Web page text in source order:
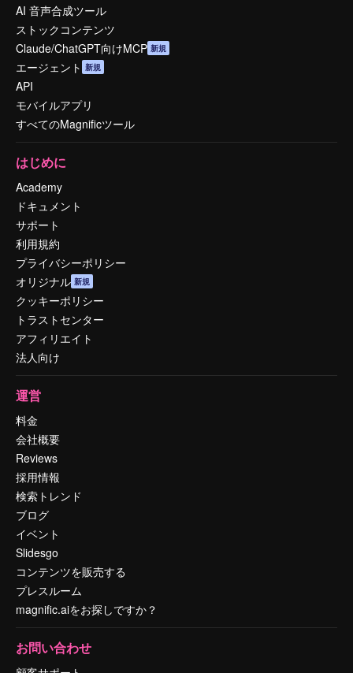
AI 音声合成ツール
ストックコンテンツ
Claude/ChatGPT向けMCP 新規
エージェント 新規
API
モバイルアプリ
すべてのMagnificツール
はじめに
Academy
ドキュメント
サポート
利用規約
プライバシーポリシー
オリジナル 新規
クッキーポリシー
トラストセンター
アフィリエイト
法人向け
運営
料金
会社概要
Reviews
採用情報
検索トレンド
ブログ
イベント
Slidesgo
コンテンツを販売する
プレスルーム
magnific.aiをお探しですか？
お問い合わせ